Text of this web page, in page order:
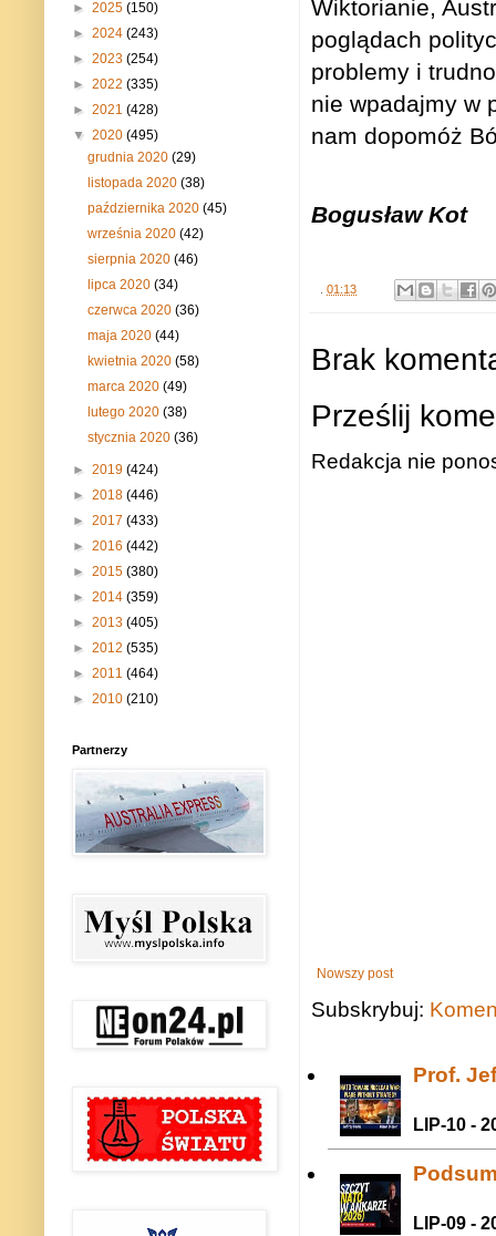
Wiktorianie,
poglądach
problemy i
nie wpadajmy w
nam dopomóż
Bogusław Kot
01:13
Brak
Prześlij
Redakcja nie
Nowszy post
Subskrybuj:
Prof.
LIP-10 -
LIP-09 -
► 2025 (150)
► 2024 (243)
► 2023 (254)
► 2022 (335)
► 2021 (428)
▼ 2020 (495)
grudnia 2020(29)
listopada 2020(38)
października 2020(45)
września 2020(42)
sierpnia 2020(46)
lipca 2020(34)
czerwca 2020(36)
maja 2020(44)
kwietnia 2020(58)
marca 2020(49)
lutego 2020(38)
stycznia 2020(36)
► 2019 (424)
► 2018 (446)
► 2017 (433)
► 2016 (442)
► 2015 (380)
► 2014 (359)
► 2013 (405)
► 2012 (535)
► 2011 (464)
► 2010 (210)
Partnerzy